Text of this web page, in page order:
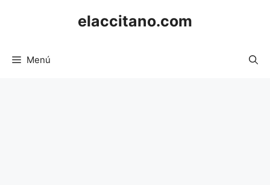
elaccitano.com
Menú